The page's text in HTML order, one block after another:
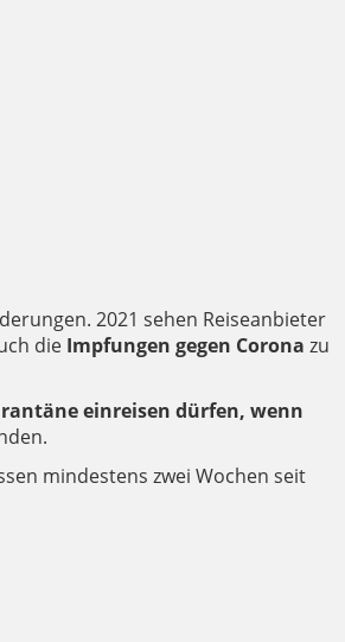
2021 sehen Reiseanbieter
die Impfungen gegen Corona zu
einreisen dürfen, wenn
mindestens zwei Wochen seit